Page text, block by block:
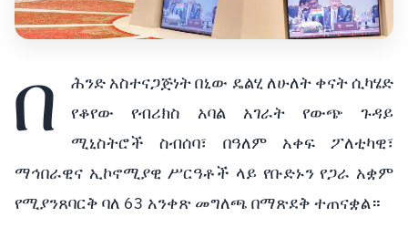
በ
ሕንድ አስተናጋጅነት በኒው ዴልሂ ለሁለት ቀናት ሲካሄድ
የቆየው የብሪክስ አባል አገራት የውጭ ጉዳይ
ሚኒስትሮች ስብሰባ፣ በዓለም አቀፍ ፖለቲካዊ፣
ማኅበራዊና ኢኮኖሚያዊ ሥርዓቶች ላይ የቡድኑን የጋራ አቋም
የሚያንጸባርቅ ባለ 63 አንቀጽ መግለጫ በማጽደቅ ተጠናቋል።